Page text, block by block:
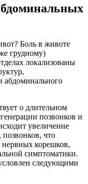
Боль в животе
грудному)
локализованы
о длительном
позвонков и
увеличение
что
корешков,
симптоматики.
следующими